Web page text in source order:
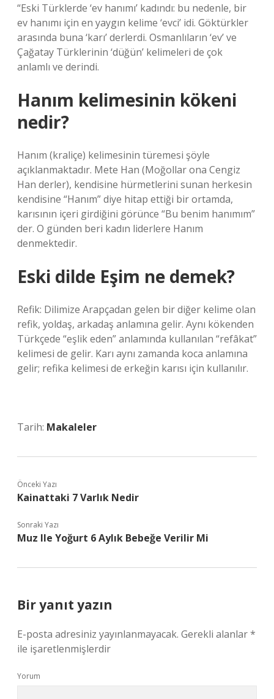
“Eski Türklerde ‘ev hanımı’ kadındı: bu nedenle, bir
ev hanımı için en yaygın kelime ‘evci’ idi. Göktürkler
arasında buna ‘karı’ derlerdi. Osmanlıların ‘ev’ ve
Çağatay Türklerinin ‘düğün’ kelimeleri de çok
anlamlı ve derindi.
Hanım kelimesinin kökeni
nedir?
Hanım (kraliçe) kelimesinin türemesi şöyle
açıklanmaktadır. Mete Han (Moğollar ona Cengiz
Han derler), kendisine hürmetlerini sunan herkesin
kendisine “Hanım” diye hitap ettiği bir ortamda,
karısının içeri girdiğini görünce “Bu benim hanımım”
der. O günden beri kadın liderlere Hanım
denmektedir.
Eski dilde Eşim ne demek?
Refik: Dilimize Arapçadan gelen bir diğer kelime olan
refik, yoldaş, arkadaş anlamına gelir. Aynı kökenden
Türkçede “eşlik eden” anlamında kullanılan “refâkat”
kelimesi de gelir. Karı aynı zamanda koca anlamına
gelir; refika kelimesi de erkeğin karısı için kullanılır.
Tarih: Makaleler
Önceki Yazı
Kainattaki 7 Varlık Nedir
Sonraki Yazı
Muz Ile Yoğurt 6 Aylık Bebeğe Verilir Mi
Bir yanıt yazın
E-posta adresiniz yayınlanmayacak. Gerekli alanlar*
ile işaretlenmişlerdir
Yorum